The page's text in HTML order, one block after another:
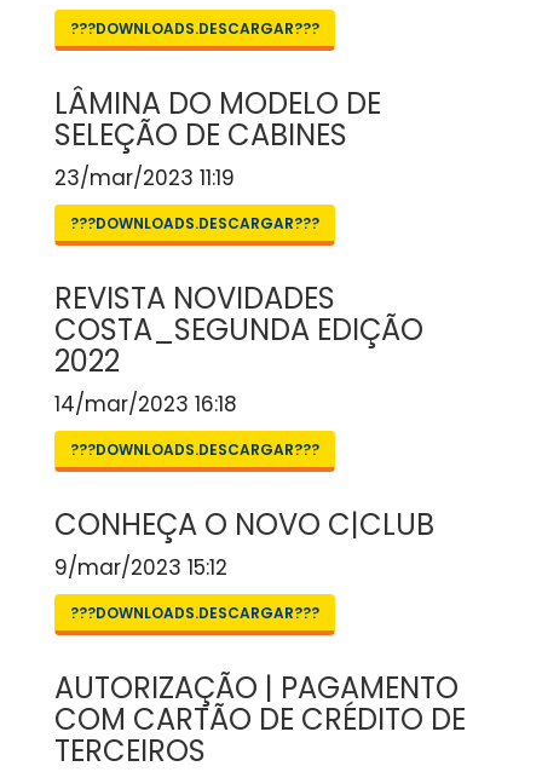
???DOWNLOADS.DESCARGAR???
LÂMINA DO MODELO DE
SELEÇÃO DE CABINES
23/mar/2023 11:19
???DOWNLOADS.DESCARGAR???
REVISTA NOVIDADES
COSTA_SEGUNDA EDIÇÃO
2022
14/mar/2023 16:18
???DOWNLOADS.DESCARGAR???
CONHEÇA O NOVO C|CLUB
9/mar/2023 15:12
???DOWNLOADS.DESCARGAR???
AUTORIZAÇÃO | PAGAMENTO
COM CARTÃO DE CRÉDITO DE
TERCEIROS